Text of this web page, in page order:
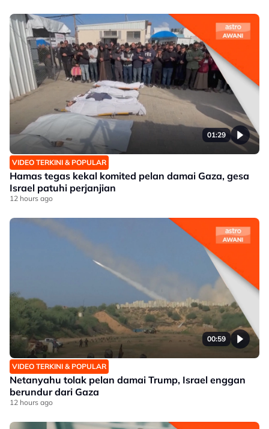
01:29
VIDEO TERKINI & POPULAR
Hamas tegas kekal komited pelan damai Gaza, gesa
Israel patuhi perjanjian
12 hours ago
00:59
VIDEO TERKINI & POPULAR
Netanyahu tolak pelan damai Trump, Israel enggan
berundur dari Gaza
12 hours ago